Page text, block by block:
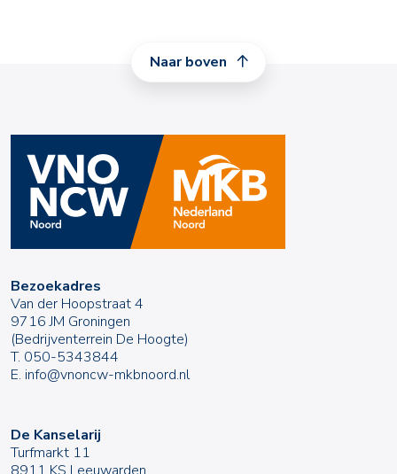
Naar boven
Bezoekadres
Van der Hoopstraat 4
9716 JM Groningen
(Bedrijventerrein De Hoogte)
T. 050-5343844
E. info@vnoncw-mkbnoord.nl
De Kanselarij
Turfmarkt 11